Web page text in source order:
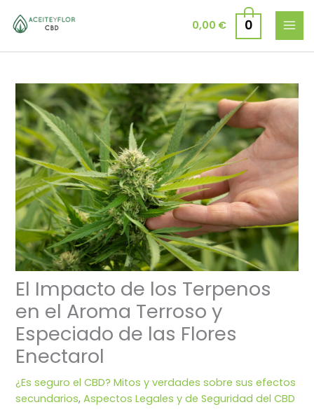
0,00 € 0
El Impacto de los Terpenos
en el Aroma Terroso y
Especiado de las Flores
Enectarol
¿Es seguro el CBD? Mitos y verdades sobre sus efectos
secundarios,Aspectos Legales y de Seguridad del CBD